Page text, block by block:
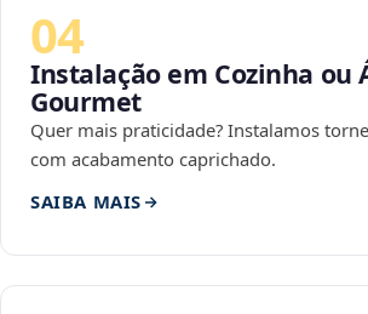
04
Instalação em Cozinha ou
Gourmet
Quer mais praticidade? Instalamos
com acabamento caprichado.
SAIBA MAIS